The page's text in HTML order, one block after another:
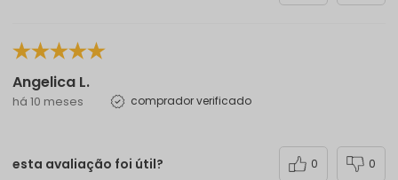
Angelica L.
há 10 meses comprador verificado
esta avaliação foi útil? 0 0